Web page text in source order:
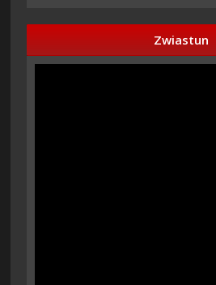
Zwiastun